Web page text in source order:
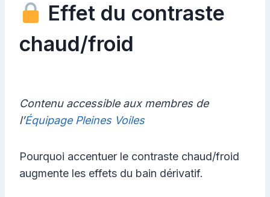
Effet du contraste
chaud/froid
Contenu accessible aux membres de
l’Équipage Pleines Voiles
Pourquoi accentuer le contraste chaud/froid
augmente les effets du bain dérivatif.